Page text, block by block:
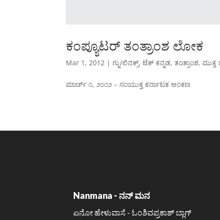
ಕಂಪ್ಯೂಟರ್ ತಂತ್ರಾಂಶ ಲೋಕ
Mar 1, 2012 | ಗ್ನು/ಲಿನಕ್ಸ್,ಟೆಕ್ ಕನ್ನಡ,ತಂತ್ರಾಂಶ,ಮುಕ್ತ
ಮಾರ್ಚ್ ೧, ೨೦೧೨ – ಸಂಯುಕ್ತ ಕರ್ನಾಟಕ ಅಂಕಣ
Nanmana - ನನ್ ಮನ
ಏನೋ ಹೇಳುವಾಸೆ - ಓಂಶಿವಪ್ರಕಾಶ್ ಬ್ಲಾಗ್